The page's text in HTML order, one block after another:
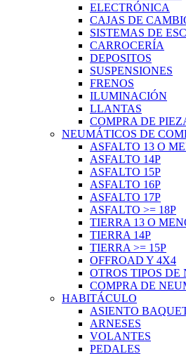
ELECTRÓNICA
CAJAS DE
SISTEMAS DE
CARROCERÍA
DEPOSITOS
SUSPENSIONES
FRENOS
ILUMINACIÓN
LLANTAS
COMPRA DE
NEUMÁTICOS DE
ASFALTO 13 O
ASFALTO 14P
ASFALTO 15P
ASFALTO 16P
ASFALTO 17P
ASFALTO >= 18P
TIERRA 13 O
TIERRA 14P
TIERRA >= 15P
OFFROAD Y 4X4
OTROS TIPOS DE
COMPRA DE
HABITÁCULO
ASIENTO
ARNESES
VOLANTES
PEDALES